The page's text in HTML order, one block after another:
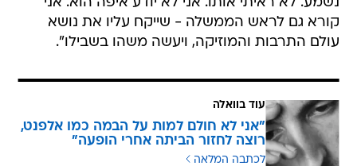
קורא גם לראש הממשלה - שייקח עליו את נושא
עולם התרבות והמוזיקה, ויעשה משהו בשבילו".
עוד בוואלה
"אני לא חולם למות על הבמה כמו אלפנט,
רוצה לחזור הביתה אחרי הופעה"
לכתבה המלאה